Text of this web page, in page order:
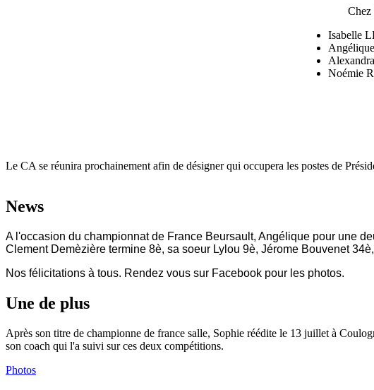
Chez
Isabelle
Noémie
Le CA se réunira prochainement afin de désigner qui occupera les postes de
News
A l'occasion du championnat de France Beursault, Angélique pour une
Clement Demèzière termine 8è, sa soeur Lylou 9è, Jérome Bouvenet
Nos félicitations à tous. Rendez vous sur Facebook pour les photos.
Une de plus
Après son titre de championne de france salle, Sophie réédite le 13 juillet à
son coach qui l'a suivi sur ces deux compétitions.
Photos